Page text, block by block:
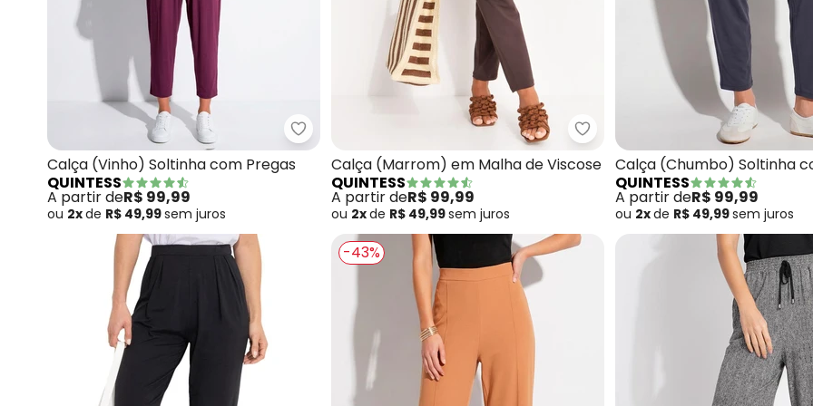
Quintess - Calça (Vinho) Soltinha com Pregas
Calça (Vinho) Soltinha com Pregas
QUINTESS
A partir deR$ 99,99
ou 2xde R$ 49,99sem juros
Quintess - Calça (Marrom) em
Calça (Marrom) em Malha de Viscose
QUINTESS
A partir deR$ 99,99
ou 2xde R$ 49,99sem juros
Calça (Chumbo) Soltinha
QUINTESS
A partir deR$ 99,99
ou 2xde R$ 49,99sem juros
-43%